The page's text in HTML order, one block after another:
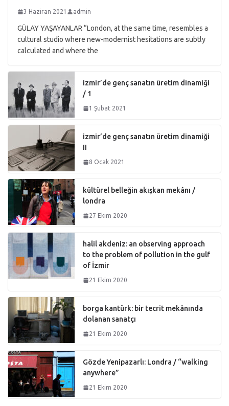
3 Haziran 2021 admin
GÜLAY YAŞAYANLAR “London, at the same time, resembles a
cultural studio where new-modernist hesitations are subtly
calculated and where the
izmir’de genç sanatın üretim dinamiği
/ 1
1 Şubat 2021
izmir’de genç sanatın üretim dinamiği
II
8 Ocak 2021
kültürel belleğin akışkan mekânı /
londra
27 Ekim 2020
halil akdeniz: an observing approach
to the problem of pollution in the gulf
of İzmir
21 Ekim 2020
borga kantürk: bir tecrit mekânında
dolanan sanatçı
21 Ekim 2020
Gözde Yenipazarlı: Londra / “walking
anywhere”
21 Ekim 2020